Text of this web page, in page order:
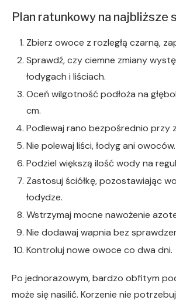
Plan ratunkowy na najbliższe
Zbierz owoce z rozległą czarną,
Sprawdź, czy ciemne zmiany
łodygach i liściach.
Oceń wilgotność podłoża na
cm.
Podlewaj rano bezpośrednio przy
Nie polewaj liści, łodyg ani owoców.
Podziel większą ilość wody na
Zastosuj ściółkę, pozostawiając
łodydze.
Wstrzymaj mocne nawożenie
Nie dodawaj wapnia bez
Kontroluj nowe owoce co dwa dni.
Po jednorazowym, bardzo obfitym
może się nasilić. Korzenie nie